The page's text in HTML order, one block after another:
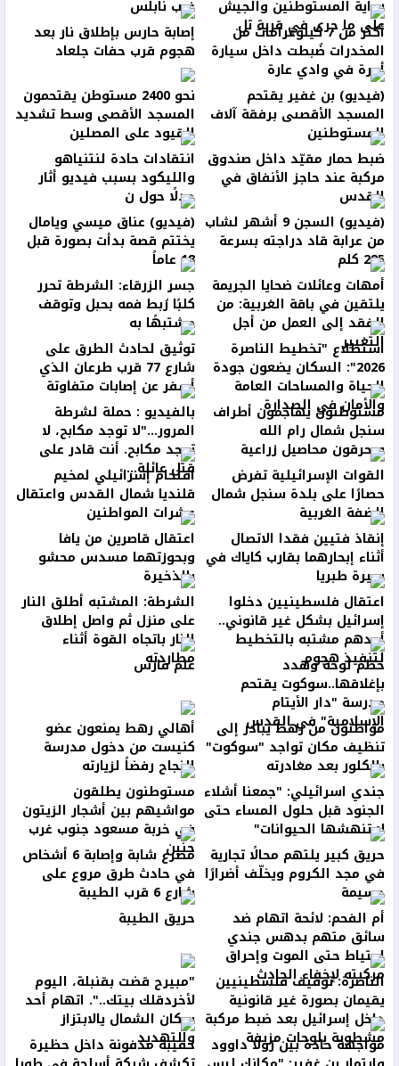
رواية المستوطنين والجيش
على ما جرى في قرية تل
غرب نابلس
أكثر من 7 كيلوغرامات من
المخدرات ضُبطت داخل سيارة
أجرة في وادي عارة
إصابة حارس بإطلاق نار بعد
هجوم قرب حفات جلعاد
(فيديو) بن غفير يقتحم
المسجد الأقصىى برفقة آلاف
المستوطنين
نحو 2400 مستوطن يقتحمون
المسجد الأقصى وسط تشديد
القيود على المصلين
ضبط حمار مقيّد داخل صندوق
مركبة عند حاجز الأنفاق في
القدس
انتقادات حادة لنتنياهو
والليكود بسبب فيديو أثار
جدلًا حول ن
(فيديو) السجن 9 أشهر لشاب
من عرابة قاد دراجته بسرعة
285 كلم
(فيديو) عناق ميسي ويامال
يختتم قصة بدأت بصورة قبل
18 عاماً
أمهات وعائلات ضحايا الجريمة
يلتقين في باقة الغربية: من
الفقد إلى العمل من أجل
التغيير
جسر الزرقاء: الشرطة تحرر
كلبًا رُبط فمه بحبل وتوقف
مشتبهًا به
استطلاع "تخطيط الناصرة
2026": السكان يضعون جودة
الحياة والمساحات العامة
والأمان في الصدارة
توثيق لحادث الطرق على
شارع 77 قرب طرعان الذي
أسفر عن إصابات متفاوتة
مستوطنون يهاجمون أطراف
سنجل شمال رام الله
ويحرقون محاصيل زراعية
بالفيديو : حملة لشرطة
المرور..."لا توجد مكابح، لا
توجد مكابح. أنت قادر على
قتل عائلة... القوات الإسرائيلية تفرض
حصارًا على بلدة سنجل شمال
الضفة الغربية
اقتحام إسرائيلي لمخيم
قلنديا شمال القدس واعتقال
عشرات المواطنين
إنقاذ فتيين فقدا الاتصال
أثناء إبحارهما بقارب كاياك في
بحيرة طبريا
اعتقال قاصرين من يافا
وبحوزتهما مسدس محشو
بالذخيرة
اعتقال فلسطينيين دخلوا
إسرائيل بشكل غير قانوني..
أحدهم مشتبه بالتخطيط
لتنفيذ هجوم
الشرطة: المشتبه أطلق النار
على منزل ثم واصل إطلاق
النار باتجاه القوة أثناء
مطاردته حطّم لوحة وهدد
بإغلاقها..سوكوت يقتحم
مدرسة "دار الأيتام
الإسلامية" في القدس
علم فارس
مواطنون من رهط يبادر إلى
تنظيف مكان تواجد "سوكوت"
بالكلور بعد مغادرته
أهالي رهط يمنعون عضو
كنيست من دخول مدرسة
النجاح رفضاً لزيارته
جندي اسرائيلي: "جمعنا أشلاء
الجنود قبل حلول المساء حتى
لا تنهشها الحيوانات"
مستوطنون يطلقون
مواشيهم بين أشجار الزيتون
في خربة مسعود جنوب غرب
جنين حريق كبير يلتهم محالًا تجارية
في مجد الكروم ويخلّف أضرارًا
جسيمة
مصرع شابة وإصابة 6 أشخاص
في حادث طرق مروع على
شارع 6 قرب الطيبة
أم الفحم: لائحة اتهام ضد
سائق متهم بدهس جندي
احتياط حتى الموت وإحراق
مركبته لإخفاء الحادث
حريق الطيبة
الناصرة: توقيف فلسطينيين
يقيمان بصورة غير قانونية
داخل إسرائيل بعد ضبط مركبة
مشطوبة بلوحات مزيفة
"مبيرح قضت بقنبلة، اليوم
لأخردقلك بيتك..". اتهام أحد
سكان الشمال يالابتزاز
والتهديد مواجهة حادة بين رولا داوود حقيبة مدفونة داخل حظيرة